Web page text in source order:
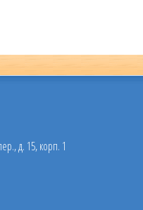
д. 15, корп. 1